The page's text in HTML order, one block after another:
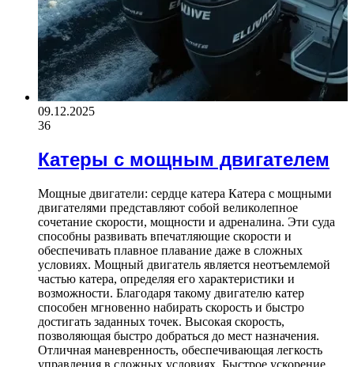
09.12.2025
36
Катеры с мощным двигателем
Мощные двигатели: сердце катера Катера с мощными
двигателями представляют собой великолепное
сочетание скорости, мощности и адреналина. Эти суда
способны развивать впечатляющие скорости и
обеспечивать плавное плавание даже в сложных
условиях. Мощный двигатель является неотъемлемой
частью катера, определяя его характеристики и
возможности. Благодаря такому двигателю катер
способен мгновенно набирать скорость и быстро
достигать заданных точек. Высокая скорость,
позволяющая быстро добраться до мест назначения.
Отличная маневренность, обеспечивающая легкость
управления в сложных условиях. Быстрое ускорение,